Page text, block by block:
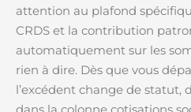
attention au plafond
CRDS et la contribution
automatiquement sur les
rien à dire. Dès que vous
l’excédent change de statut,